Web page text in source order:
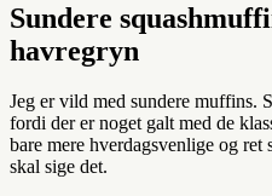
Sundere
havregryn
Jeg er vild med sundere muffins.
fordi der er noget galt med de
bare mere hverdagsvenlige og ret
skal sige det.